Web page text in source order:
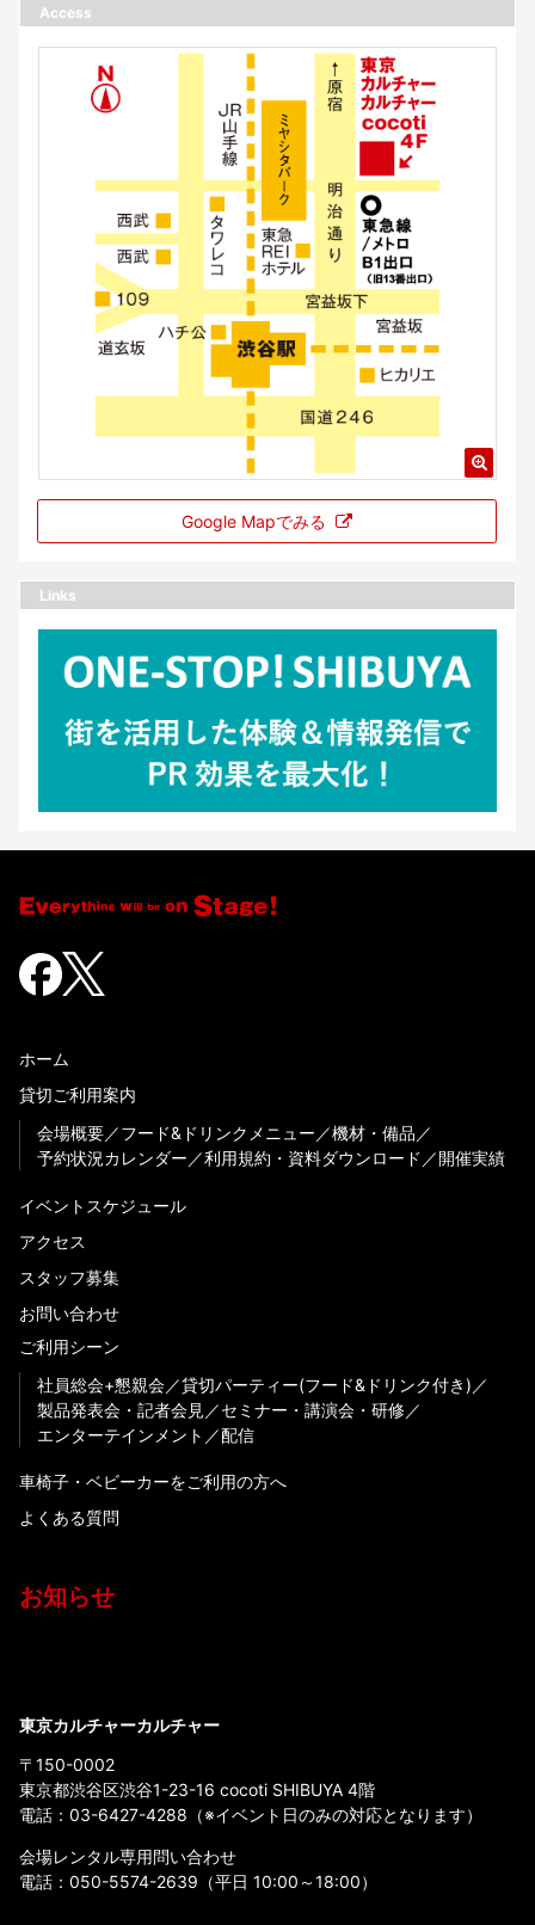
Access
Google Mapでみる
Links
ホーム
貸切ご利用案内
会場概要
フード&ドリンクメニュー
機材・備品
予約状況カレンダー
利用規約・資料ダウンロード 開催実績
イベントスケジュール
アクセス
スタッフ募集
お問い合わせ
ご利用シーン
社員総会+懇親会
貸切パーティー(フード&ドリンク付き)
製品発表会・記者会見
セミナー・講演会・研修
エンターテインメント
配信
車椅子・ベビーカーをご利用の方へ
よくある質問
お知らせ
東京カルチャーカルチャー
〒150-0002
東京都渋谷区渋谷1-23-16 cocoti SHIBUYA 4階
電話： 03-6427-4288 （※イベント日のみの対応となります）
会場レンタル専用問い合わせ
電話： 050-5574-2639 （平日 10:00～18:00）